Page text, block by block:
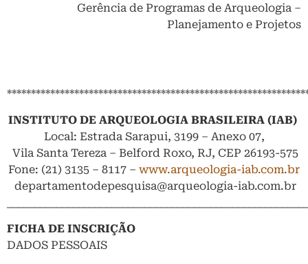
Gerência de Programas de Arqueologia –
Planejamento e Projetos
INSTITUTO DE ARQUEOLOGIA BRASILEIRA (IAB)
Local: Estrada Sarapui, 3199 – Anexo 07,
Vila Santa Tereza – Belford Roxo, RJ, CEP 26193-575
Fone: (21) 3135 – 8117 – www.arqueologia-iab.com.br
departamentodepesquisa@arqueologia-iab.com.br
FICHA DE INSCRIÇÃO
DADOS PESSOAIS